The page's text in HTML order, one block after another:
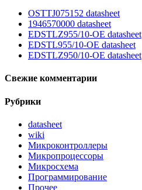
OSTTJ075152 datasheet
1946570000 datasheet
EDSTLZ955/10-OE datasheet
EDSTL955/10-OE datasheet
EDSTLZ950/10-OE datasheet
Свежие комментарии
Рубрики
datasheet
wiki
Микроконтроллеры
Микропроцессоры
Микросхема
Программирование
Прочее